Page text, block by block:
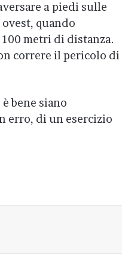
a piedi sulle
quando
metri di distanza.
correre il pericolo di
bene siano
erro, di un esercizio